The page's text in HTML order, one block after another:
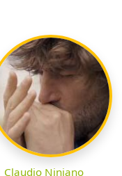
Claudio Niniano